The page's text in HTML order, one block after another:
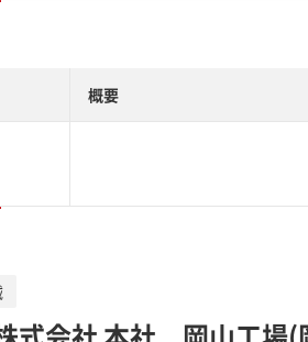
概要